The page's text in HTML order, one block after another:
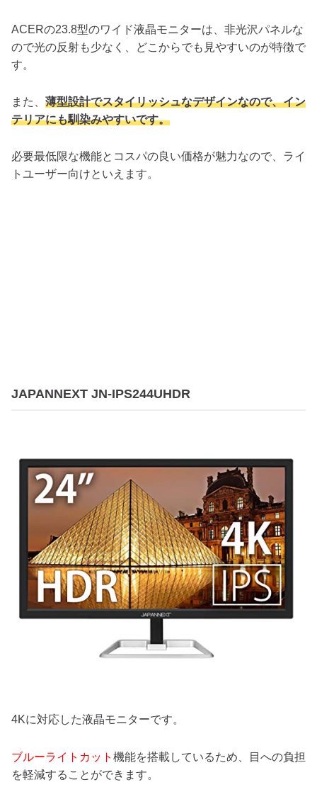
ACERの23.8型のワイド液晶モニターは、非光沢パネルな
ので光の反射も少なく、どこからでも見やすいのが特徴で
す。
また、 薄型設計でスタイリッシュなデザインなので、イン
テリアにも馴染みやすいです。
必要最低限な機能とコスパの良い価格が魅力なので、ライ
トユーザー向けといえます。
JAPANNEXT JN-IPS244UHDR
4Kに対応した液晶モニターです。
ブルーライトカット 機能を搭載しているため、目への負担
を軽減することができます。